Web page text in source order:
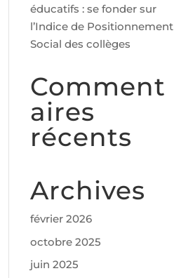
éducatifs : se fonder sur
l’Indice de Positionnement
Social des collèges
Comment
aires
récents
Archives
février 2026
octobre 2025
juin 2025